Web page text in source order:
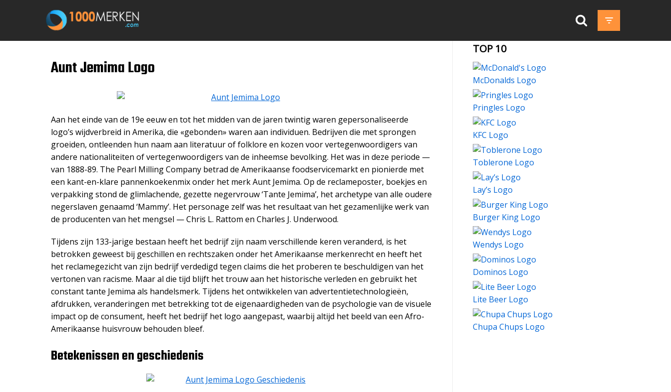
Aunt Jemima Logo
Aan het einde van de 19e eeuw en tot het midden van de jaren twintig waren gepersonaliseerde
logo’s wijdverbreid in Amerika, die «gebonden» waren aan individuen. Bedrijven die met sprongen
groeiden, ontleenden hun naam aan literatuur of folklore en kozen voor vertegenwoordigers van
andere nationaliteiten of vertegenwoordigers van de inheemse bevolking. Het was in deze periode —
van 1888-89. The Pearl Milling Company betrad de Amerikaanse foodservicemarkt en pionierde met
een kant-en-klare pannenkoekenmix onder het merk Aunt Jemima. Op de reclameposter, boekjes en
verpakking stond de glimlachende, gezette negervrouw ‘Tante Jemima’, het archetype van alle oudere
negerslaven genaamd ‘Mammy’. Het personage zelf was het resultaat van het gezamenlijke werk van
de producenten van het mengsel — Chris L. Rattom en Charles J. Underwood.
Tijdens zijn 133-jarige bestaan ​​heeft het bedrijf zijn naam verschillende keren veranderd, is het
betrokken geweest bij geschillen en rechtszaken onder het Amerikaanse merkenrecht en heeft het
het reclamegezicht van zijn bedrijf verdedigd tegen claims die het proberen te beschuldigen van het
vertonen van racisme. Maar al die tijd blijft het trouw aan het historische verleden en gebruikt het
constant tante Jemima als handelsmerk. Tijdens het ontwikkelen van advertentietechnologieën,
afdrukken, veranderingen met betrekking tot de eigenaardigheden van de psychologie van de visuele
impact op de consument, heeft het bedrijf het logo aangepast, waarbij altijd het beeld van een Afro-
Amerikaanse huisvrouw behouden bleef.
Betekenissen en geschiedenis
TOP 10
McDonalds Logo
Pringles Logo
KFC Logo
Toblerone Logo
Lay’s Logo
Burger King Logo
Wendys Logo
Dominos Logo
Lite Beer Logo
Chupa Chups Logo